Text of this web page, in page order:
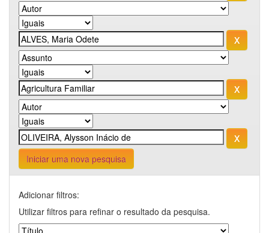
Iniciar uma nova pesquisa
Adicionar filtros:
Utilizar filtros para refinar o resultado da pesquisa.